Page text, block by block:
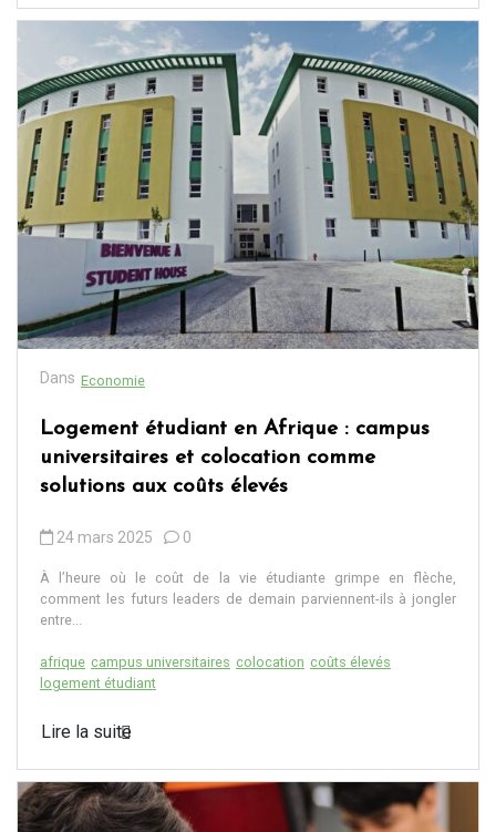
Dans Economie
Logement étudiant en Afrique : campus
universitaires et colocation comme
solutions aux coûts élevés
24 mars 2025 0
À l’heure où le coût de la vie étudiante grimpe en flèche,
comment les futurs leaders de demain parviennent-ils à jongler
entre...
afrique campus universitaires colocation coûts élevés
logement étudiant
Lire la suite